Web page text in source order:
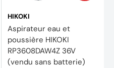
HIKOKI
Aspirateur eau et
poussière HIKOKI
RP3608DAW4Z 36V
(vendu sans batterie)